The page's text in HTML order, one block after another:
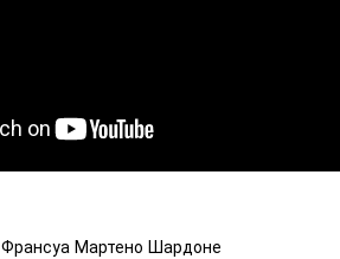
Франсуа Мартено Шардоне